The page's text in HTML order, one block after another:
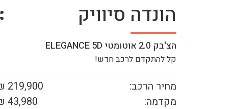
הונדה סיוויק
הצ'בק 2.0 אוטומטי ELEGANCE 5D
קל להתקדם לרכב חדש!
מחיר הרכב:
219,900 ₪
מקדמה:
43,980 ₪